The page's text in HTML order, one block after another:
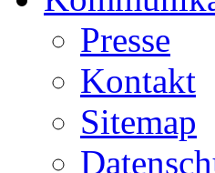
Presse
Kontakt
Sitemap